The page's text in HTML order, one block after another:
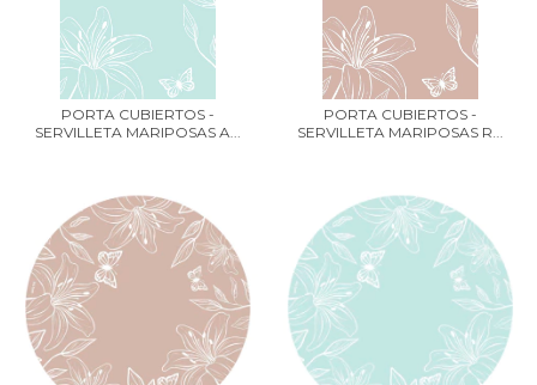
PORTA CUBIERTOS -
SERVILLETA MARIPOSAS A...
PORTA CUBIERTOS -
SERVILLETA MARIPOSAS R...